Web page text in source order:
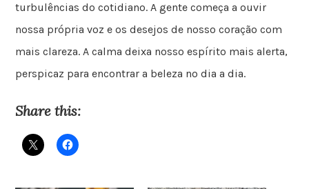
turbulências do cotidiano. A gente começa a ouvir
nossa própria voz e os desejos de nosso coração com
mais clareza. A calma deixa nosso espírito mais alerta,
perspicaz para encontrar a beleza no dia a dia.
Share this: